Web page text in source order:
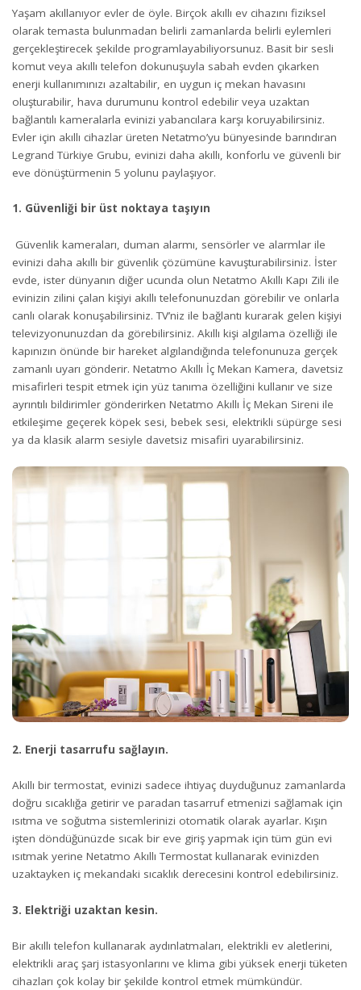
Yaşam akıllanıyor evler de öyle. Birçok akıllı ev cihazını fiziksel
olarak temasta bulunmadan belirli zamanlarda belirli eylemleri
gerçekleştirecek şekilde programlayabiliyorsunuz. Basit bir sesli
komut veya akıllı telefon dokunuşuyla sabah evden çıkarken
enerji kullanımınızı azaltabilir, en uygun iç mekan havasını
oluşturabilir, hava durumunu kontrol edebilir veya uzaktan
bağlantılı kameralarla evinizi yabancılara karşı koruyabilirsiniz.
Evler için akıllı cihazlar üreten Netatmo’yu bünyesinde barındıran
Legrand Türkiye Grubu, evinizi daha akıllı, konforlu ve güvenli bir
eve dönüştürmenin 5 yolunu paylaşıyor.
1. Güvenliği bir üst noktaya taşıyın
Güvenlik kameraları, duman alarmı, sensörler ve alarmlar ile
evinizi daha akıllı bir güvenlik çözümüne kavuşturabilirsiniz. İster
evde, ister dünyanın diğer ucunda olun Netatmo Akıllı Kapı Zili ile
evinizin zilini çalan kişiyi akıllı telefonunuzdan görebilir ve onlarla
canlı olarak konuşabilirsiniz. TV’niz ile bağlantı kurarak gelen kişiyi
televizyonunuzdan da görebilirsiniz. Akıllı kişi algılama özelliği ile
kapınızın önünde bir hareket algılandığında telefonunuza gerçek
zamanlı uyarı gönderir. Netatmo Akıllı İç Mekan Kamera, davetsiz
misafirleri tespit etmek için yüz tanıma özelliğini kullanır ve size
ayrıntılı bildirimler gönderirken Netatmo Akıllı İç Mekan Sireni ile
etkileşime geçerek köpek sesi, bebek sesi, elektrikli süpürge sesi
ya da klasik alarm sesiyle davetsiz misafiri uyarabilirsiniz.
2. Enerji tasarrufu sağlayın.
Akıllı bir termostat, evinizi sadece ihtiyaç duyduğunuz zamanlarda
doğru sıcaklığa getirir ve paradan tasarruf etmenizi sağlamak için
ısıtma ve soğutma sistemlerinizi otomatik olarak ayarlar. Kışın
işten döndüğünüzde sıcak bir eve giriş yapmak için tüm gün evi
ısıtmak yerine Netatmo Akıllı Termostat kullanarak evinizden
uzaktayken iç mekandaki sıcaklık derecesini kontrol edebilirsiniz.
3. Elektriği uzaktan kesin.
Bir akıllı telefon kullanarak aydınlatmaları, elektrikli ev aletlerini,
elektrikli araç şarj istasyonlarını ve klima gibi yüksek enerji tüketen
cihazları çok kolay bir şekilde kontrol etmek mümkündür.